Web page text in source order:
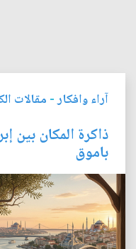
آراء وافكار-مقالات
ذاكرة المكان بين
باموق